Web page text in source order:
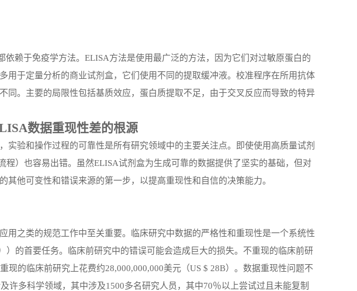
依赖于免疫学方法。ELISA方法是使用最广泛的方法，因为它们对过敏原蛋白的
用于定量分析的商业试剂盒，它们使用不同的提取缓冲液。校准程序在所用抗体
同。主要的局限性包括基质效应，蛋白质提取不足，由于交叉反应而导致的特异
数据重现性差的根源
实验和操作过程的可靠性是所有研究领域中的主要关注点。即使使用高质量试剂
程）也容易出错。虽然ELISA试剂盒为生成可靠的数据提供了坚实的基础，但对
其他可变性和错误来源的第一步，以提高重现性和自信的决策能力。
用之类的规范工作中至关重要。临床研究中数据的严格性和重现性是一个系统性
）的首要任务。临床前研究中的错误可能会造成巨大的损失。不重现的临床前研
重现的临床前研究上花费约28,000,000,000美元（US $ 28B）。数据重现性问题不
许多科学领域，其中涉及1500多名研究人员，其中70％以上尝试过且未能复制